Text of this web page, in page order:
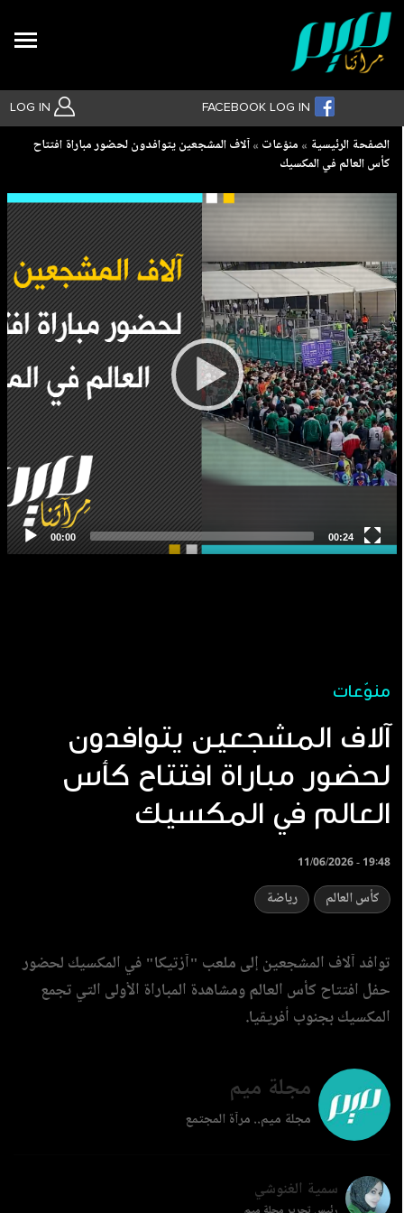
LOG IN FACEBOOK LOG IN
بحث متقدم
Breadcrumb
الصفحة الرئيسية منوّعات
آلاف المشجعين يتوافدون لحضور مباراة افتتاح
كأس العالم في المكسيك
منوّعات
آلاف المشجعين يتوافدون
لحضور مباراة افتتاح كأس
العالم في المكسيك
11/06/2026 - 19:48
كأس العالم رياضة
توافد آلاف المشجعين إلى ملعب "آزتيكا" في المكسيك لحضور
حفل افتتاح كأس العالم ومشاهدة المباراة الأولى التي تجمع
المكسيك بجنوب أفريقيا.
مجلة ميم
مجلة ميم.. مرآة المجتمع
سمية الغنوشي